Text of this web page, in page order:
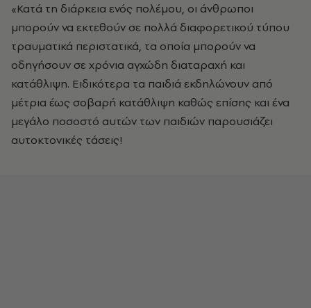
«Κατά τη διάρκεια ενός πολέμου, οι άνθρωποι
μπορούν να εκτεθούν σε πολλά διαφορετικού τύπου
τραυματικά περιστατικά, τα οποία μπορούν να
οδηγήσουν σε χρόνια αγχώδη διαταραχή και
κατάθλιψη. Ειδικότερα τα παιδιά εκδηλώνουν από
μέτρια έως σοβαρή κατάθλιψη καθώς επίσης και ένα
μεγάλο ποσοστό αυτών των παιδιών παρουσιάζει
αυτοκτονικές τάσεις!